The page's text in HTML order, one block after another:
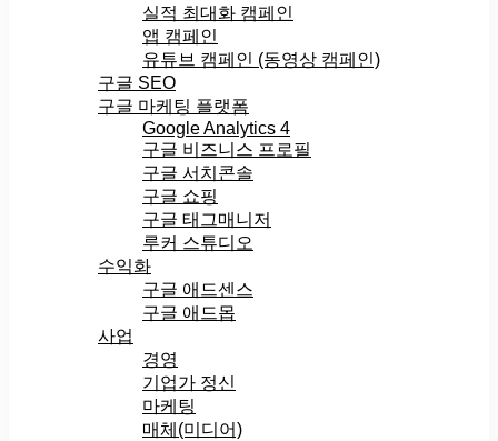
실적 최대화 캠페인
앱 캠페인
유튜브 캠페인 (동영상 캠페인)
구글 SEO
구글 마케팅 플랫폼
Google Analytics 4
구글 비즈니스 프로필
구글 서치콘솔
구글 쇼핑
구글 태그매니저
루커 스튜디오
수익화
구글 애드센스
구글 애드몹
사업
경영
기업가 정신
마케팅
매체(미디어)